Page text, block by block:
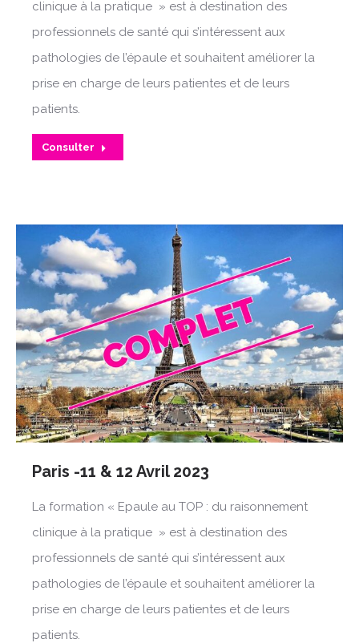
clinique à la pratique » est à destination des
professionnels de santé qui s’intéressent aux
pathologies de l’épaule et souhaitent améliorer la
prise en charge de leurs patientes et de leurs
patients.
Consulter
Paris -11 & 12 Avril 2023
La formation « Epaule au TOP : du raisonnement
clinique à la pratique » est à destination des
professionnels de santé qui s’intéressent aux
pathologies de l’épaule et souhaitent améliorer la
prise en charge de leurs patientes et de leurs
patients.